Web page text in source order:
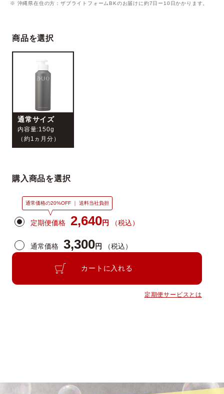
ベストコスメ受賞履歴
※ 沖縄県在住の方：ザブライトフォームBKのお届けに約7日ー10日かかります。
商品を選択
通常サイズ
内容量:150g
（約1ヵ月分）
購入商品を選択
定期便価格 2,640円 （税込）
通常価格の20%OFF ｜ 送料当社負担
通常価格 3,300円 （税込）
カートに入れる
定期便サービスとは